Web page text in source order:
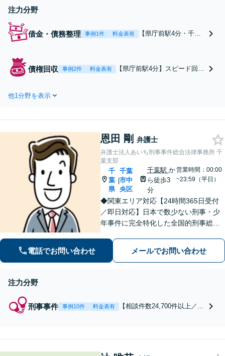
注力分野
借金・債務整理 事例1件 料金表有
【県庁前駅4分・千葉
生など、依頼者さまの
ご状況に合わせて最適
談30分無料】【電話相
談実施中】
債権回収 事例2件 料金表有
【県庁前駅4分】スピード回収
弁護士に依頼することで、債
す。【初回相談30分無料】
【電話相談実施中】
他1分野を表示
恩田 剛 弁護士
弁護士法人あいち刑事事件総合法律事務所 千
葉支部
千
葉
県
|
千葉
市中
央区
千葉駅 か
ら徒歩3
分
営業時間：00:00
~23:59（平日）
◆関東エリア対応【24時間365日受付
／即日対応】日本で数少ない刑事・少
年事件に完全特化した全国的刑事総合
不起訴・無罪獲得2,800件以上、多数の
釈放保釈実績で依頼者の社会復帰を強
電話でお問い合わせ メールでお問い合わせ
注力分野
刑事事件 事例10件 料金表有
【相談件数24,700件以上／24